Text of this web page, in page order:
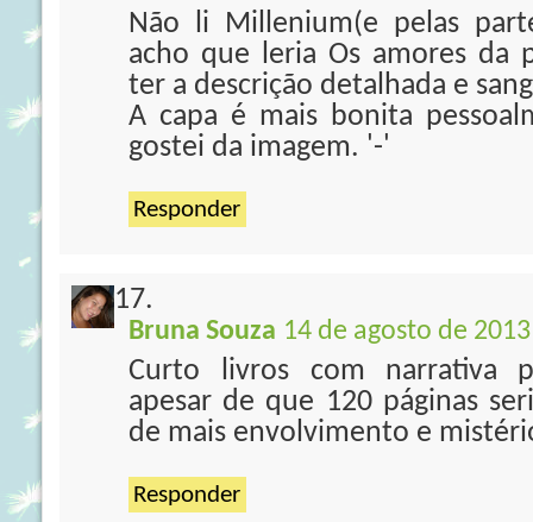
Não li Millenium(e pelas
acho que leria Os amores da
ter a descrição detalhada e
A capa é mais bonita
gostei da imagem. '-'
Responder
Bruna Souza 14 de agosto de
Curto livros com narrativa
apesar de que 120 páginas
de mais envolvimento e
Responder